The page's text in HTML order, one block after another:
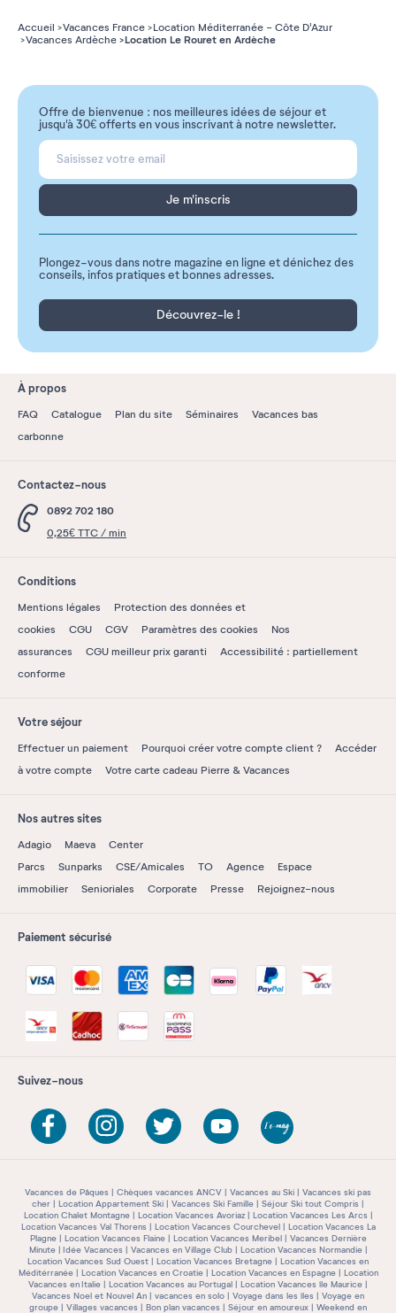
Accueil Vacances France
Location Méditerranée - Côte D'Azur
Vacances Ardèche
Location Le Rouret en Ardèche
Offre de bienvenue : nos meilleures idées de séjour et
jusqu'à 30€ offerts en vous inscrivant à notre newsletter.
Je m'inscris
Plongez-vous dans notre magazine en ligne et dénichez des
conseils, infos pratiques et bonnes adresses.
Découvrez-le !
À propos
FAQ Catalogue Plan du site Séminaires
Vacances bas
carbonne
Contactez-nous
0892 702 180
0,25€ TTC / min
Conditions
Mentions légales
Protection des données et
cookies
CGU CGV Paramètres des cookies
Nos
assurances
CGU meilleur prix garanti
Accessibilité : partiellement
conforme
Votre séjour
Effectuer un paiement Pourquoi créer votre compte client ?
Accéder
à votre compte
Votre carte cadeau Pierre & Vacances
Nos autres sites
Adagio Maeva
Center
Parcs
Sunparks CSE/Amicales TO Agence
Espace
immobilier
Senioriales Corporate Presse Rejoignez-nous
Paiement sécurisé
Suivez-nous
Vacances de Pâques Chèques vacances ANCV Vacances au Ski
Vacances ski pas
cher
Location Appartement Ski Vacances Ski Famille
Séjour Ski tout Compris
Location Chalet Montagne
Location Vacances Avoriaz
Location Vacances Les Arcs
Location Vacances Val Thorens
Location Vacances Courchevel
Location Vacances La
Plagne
Location Vacances Flaine Location Vacances Meribel
Vacances Dernière
Minute
Idée Vacances Vacances en Village Club
Location Vacances Normandie
Location Vacances Sud Ouest
Location Vacances Bretagne
Location Vacances en
Méditérranée
Location Vacances en Croatie Location Vacances en Espagne
Location
Vacances en Italie
Location Vacances au Portugal
Location Vacances île Maurice
Vacances Noel et Nouvel An
vacances en solo Voyage dans les îles
Voyage en
groupe
Villages vacances Bon plan vacances Séjour en amoureux
Weekend en